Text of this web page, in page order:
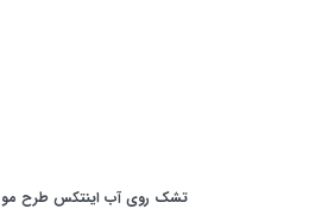
تشک روی آب اینتکس طرح موهیتو